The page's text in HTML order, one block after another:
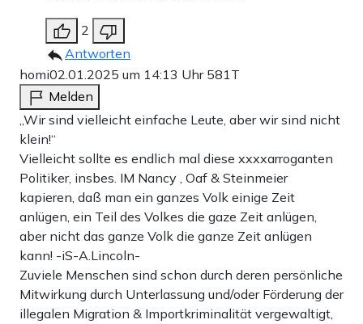
2
Antworten
homi02.01.2025 um 14:13 Uhr 581T
Melden
„Wir sind vielleicht einfache Leute, aber wir sind nicht
klein!“
Vielleicht sollte es endlich mal diese xxxxarroganten
Politiker, insbes. IM Nancy , Oaf & Steinmeier
kapieren, daß man ein ganzes Volk einige Zeit
anlügen, ein Teil des Volkes die gaze Zeit anlügen,
aber nicht das ganze Volk die ganze Zeit anlügen
kann! -iS-A.Lincoln-
Zuviele Menschen sind schon durch deren persönliche
Mitwirkung durch Unterlassung und/oder Förderung der
illegalen Migration & Importkriminalität vergewaltigt,